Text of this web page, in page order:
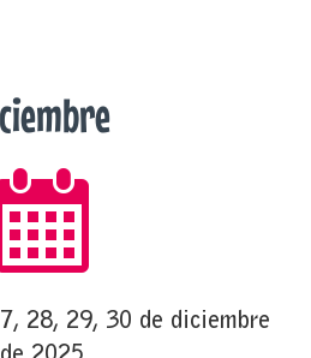
28, 29, 30 de diciembre